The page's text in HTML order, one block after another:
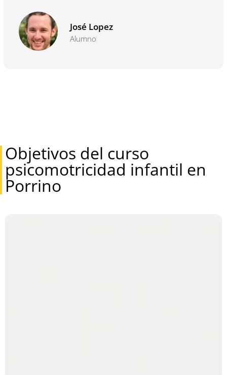
José Lopez
Alumno
Objetivos del curso
psicomotricidad infantil en
Porrino